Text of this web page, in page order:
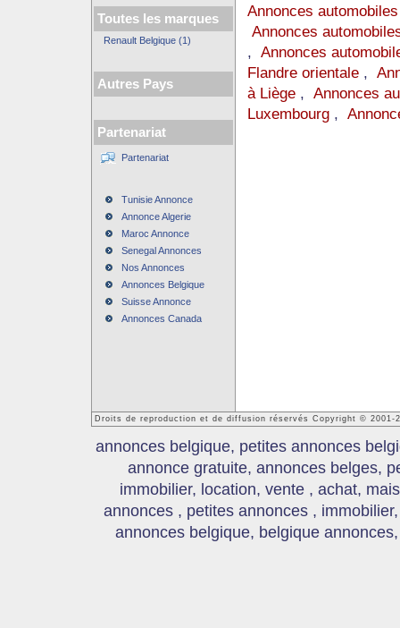
Toutes les marques
Renault Belgique (1)
Autres Pays
Partenariat
Partenariat
Tunisie Annonce
Annonce Algerie
Maroc Annonce
Senegal Annonces
Nos Annonces
Annonces Belgique
Suisse Annonce
Annonces Canada
Annonces
Annonces
, Annonces
Flandre orientale,
à Liège, Annonces
Luxembourg,
Droits de reproduction et de diffusion réservés Copyright © 2001-
annonces belgique, petites annonces
annonce gratuite, annonces belges,
immobilier, location, vente , achat,
annonces , petites annonces ,
annonces belgique, belgique